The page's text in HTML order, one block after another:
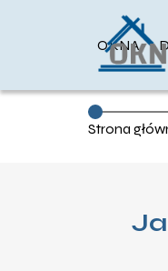
OKNA
Strona